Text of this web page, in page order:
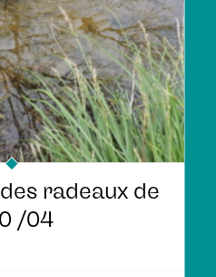
radeaux de
/04